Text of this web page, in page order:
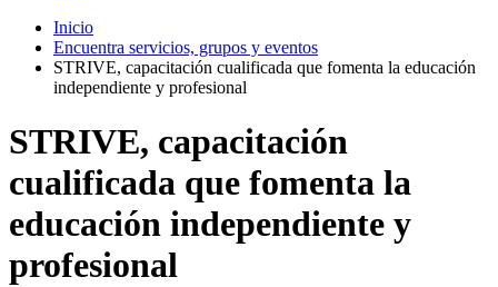
Inicio
Encuentra servicios, grupos y eventos
STRIVE, capacitación cualificada que fomenta la educación
independiente y profesional
STRIVE, capacitación
cualificada que fomenta la
educación independiente y
profesional